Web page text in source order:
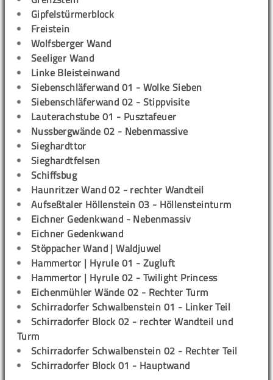
Gipfelstürmerblock
Freistein
Wolfsberger Wand
Seeliger Wand
Linke Bleisteinwand
Siebenschläferwand 01 - Wolke Sieben
Siebenschläferwand 02 - Stippvisite
Lauterachstube 01 - Pusztafeuer
Nussbergwände 02 - Nebenmassive
Sieghardttor
Sieghardtfelsen
Schiffsbug
Haunritzer Wand 02 - rechter Wandteil
Aufseßtaler Höllenstein 03 - Höllensteinturm
Eichner Gedenkwand - Nebenmassiv
Eichner Gedenkwand
Stöppacher Wand | Waldjuwel
Hammertor | Hyrule 01 - Zugluft
Hammertor | Hyrule 02 - Twilight Princess
Eichenmühler Wände 02 - Rechter Turm
Schirradorfer Schwalbenstein 01 - Linker Teil
Schirradorfer Block 02 - rechter Wandteil und
Turm
Schirradorfer Schwalbenstein 02 - Rechter Teil
Schirradorfer Block 01 - Hauptwand